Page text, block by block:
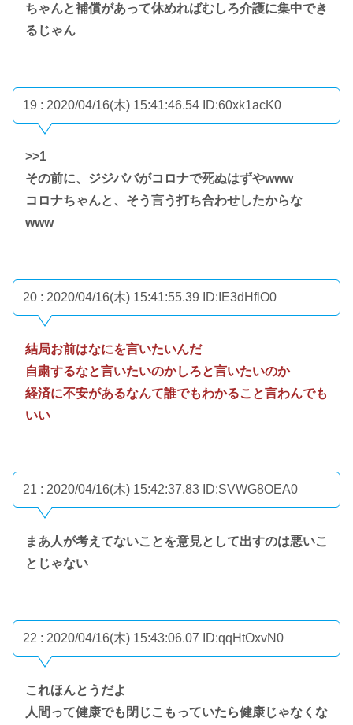
ちゃんと補償があって休めればむしろ介護に集中でき
るじゃん
19 : 2020/04/16(木) 15:41:46.54 ID:60xk1acK0
>>1
その前に、ジジババがコロナで死ぬはずやwww
コロナちゃんと、そう言う打ち合わせしたからな
www
20 : 2020/04/16(木) 15:41:55.39 ID:IE3dHflO0
結局お前はなにを言いたいんだ
自粛するなと言いたいのかしろと言いたいのか
経済に不安があるなんて誰でもわかること言わんでも
いい
21 : 2020/04/16(木) 15:42:37.83 ID:SVWG8OEA0
まあ人が考えてないことを意見として出すのは悪いこ
とじゃない
22 : 2020/04/16(木) 15:43:06.07 ID:qqHtOxvN0
これほんとうだよ
人間って健康でも閉じこもっていたら健康じゃなくな